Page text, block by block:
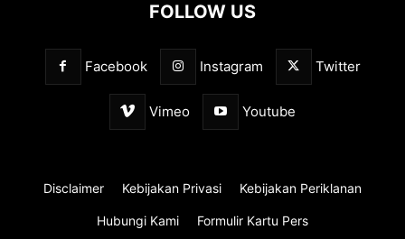
FOLLOW US
Facebook Instagram Twitter
Vimeo Youtube
Disclaimer Kebijakan Privasi Kebijakan Periklanan
Hubungi Kami Formulir Kartu Pers